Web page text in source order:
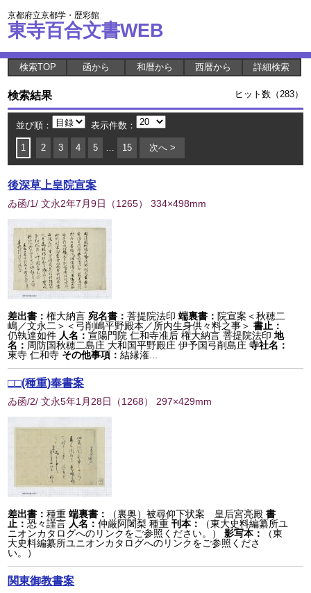
京都府立京都学・歴彩館
東寺百合文書WEB
検索TOP 函から 和暦から 西暦から 詳細検索
検索結果 ヒット数（283）
並び順： 表示件数：
1 2 3 4 5 … 15 次へ >
後深草上皇院宣案
ゐ函/1/ 文永2年7月9日 （1265） 334×498mm
差出書：権大納言 宛名書：菩提院法印 端裏書： 院宣案＜秋穂二
嶋／文永二＞＜弓削嶋平野殿本／所内生身供々料之事＞ 書止：
仍執達如件 人名：宣陽門院 仁和寺准后 権大納言 菩提院法印 地
名： 周防国秋穂二島庄 大和国平野殿庄 伊予国弓削島庄 寺社名：
東寺 仁和寺 その他事項：結縁潅...
□□(種重)奉書案
ゐ函/2/ 文永5年1月28日 （1268） 297×429mm
差出書：種重 端裏書： （裏奥）被尋仰下状案 皇后宮亮殿 書
止：恐々謹言 人名：仲厳阿闍梨 種重 刊本：
（東大史料編纂所ユ
ニオンカタログへのリンクをご参照ください。）
影写本：
（東
大史料編纂所ユニオンカタログへのリンクをご参照くださ
い。）
関東御教書案